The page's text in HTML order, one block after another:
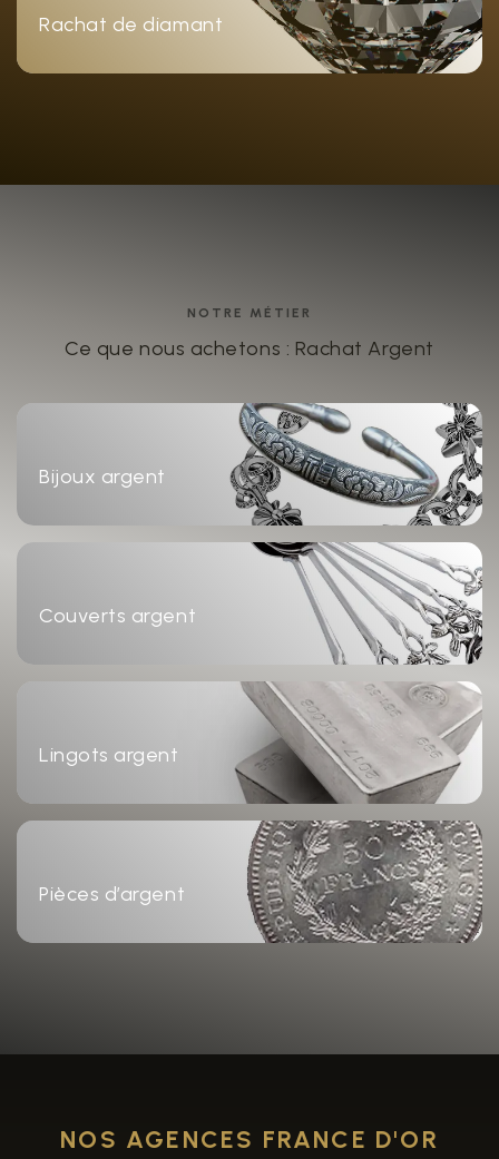
Rachat de diamant
NOTRE MÉTIER
Ce que nous achetons : Rachat Argent
Bijoux argent
Couverts argent
Lingots argent
Pièces d’argent
NOS AGENCES FRANCE D'OR